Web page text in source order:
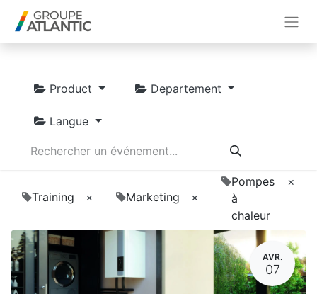
Product Departement
Langue
Training × Marketing ×
Pompes
à
chaleur
×
AVR.
07